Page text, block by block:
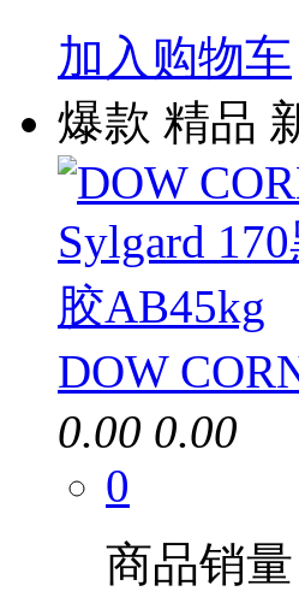
加入购物车
爆款 精品
DOW
0.00 0.00
0
商品销量